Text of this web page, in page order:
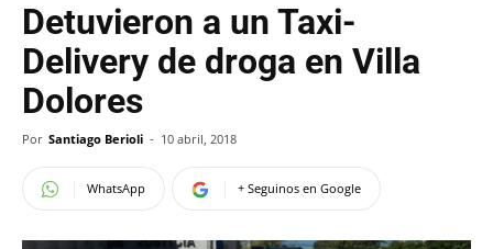
Detuvieron a un Taxi-
Delivery de droga en Villa
Dolores
Por Santiago Berioli - 10 abril, 2018
WhatsApp + Seguinos en Google